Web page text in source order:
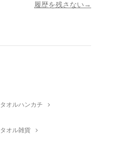
履歴を残さない
タオルハンカチ
タオル雑貨